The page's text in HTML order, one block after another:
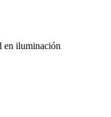
en iluminación